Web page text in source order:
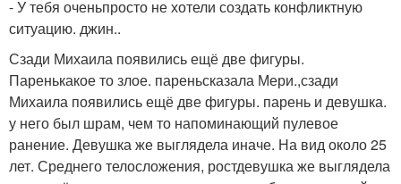
- У тебя оченьпросто не хотели создать конфликтную
ситуацию. джин..
Сзади Михаила появились ещё две фигуры.
Паренькакое то злое. пареньсказала Мери.,сзади
Михаила появились ещё две фигуры. парень и девушка.
у него был шрам, чем то напоминающий пулевое
ранение. Девушка же выглядела иначе. На вид около 25
лет. Среднего телосложения, ростдевушка же выглядела